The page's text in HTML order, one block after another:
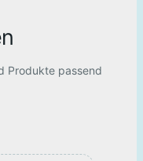
Produkte passend